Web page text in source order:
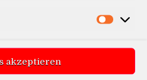
akzeptieren